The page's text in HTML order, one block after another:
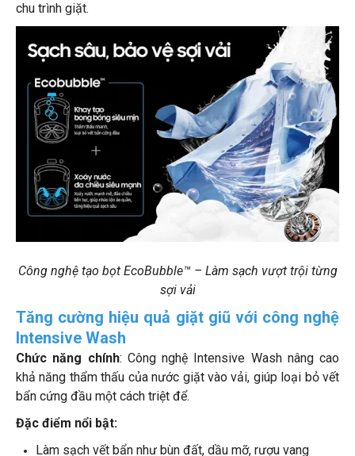
chu trình giặt.
Công nghệ tạo bọt EcoBubble™ – Làm sạch vượt trội từng
sợi vải
Tăng cường hiệu quả giặt giũ với công nghệ
Intensive Wash
Chức năng chính: Công nghệ Intensive Wash nâng cao
khả năng thẩm thấu của nước giặt vào vải, giúp loại bỏ vết
bẩn cứng đầu một cách triệt để.
Đặc điểm nổi bật:
Làm sạch vết bẩn như bùn đất, dầu mỡ, rượu vang